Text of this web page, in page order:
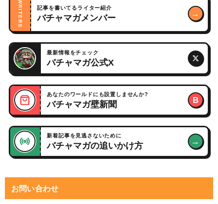
WRITERS 記事を書いてるライター紹介
バチャマガメンバー →
最新情報をチェック
バチャマガ公式X
あなたのワールドにも設置しませんか?
バチャマガ壁新聞 B
新着記事を見逃さないために
バチャマガの追いかけ方 →
お問い合わせ